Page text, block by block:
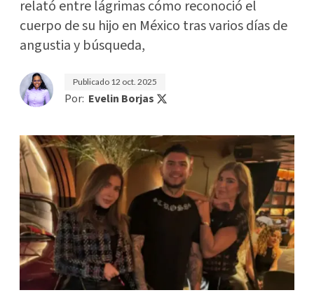
relató entre lágrimas cómo reconoció el
cuerpo de su hijo en México tras varios días de
angustia y búsqueda,
Publicado 12 oct. 2025
Por: Evelin Borjas